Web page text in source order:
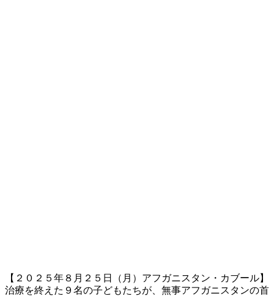
【２０２５年８月２５日（月）アフガニスタン・カブール】
治療を終えた９名の子どもたちが、無事アフガニスタンの首